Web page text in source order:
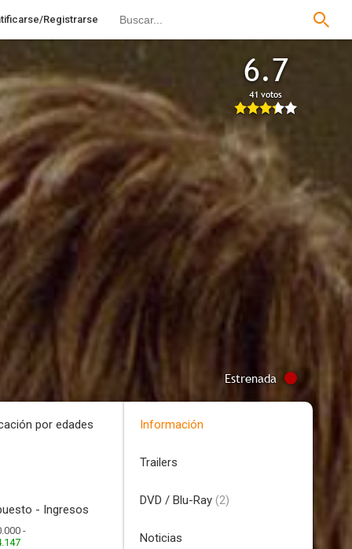
Registrarse
6.7
41 votos
Estrenada
por edades
- Ingresos
-
Información
Trailers
DVD / Blu-Ray (2)
Noticias